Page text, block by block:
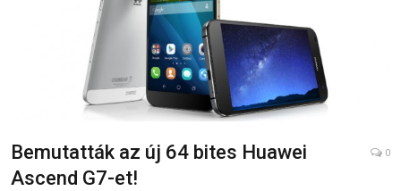
Bemutatták az új 64 bites Huawei
Ascend G7-et!
0